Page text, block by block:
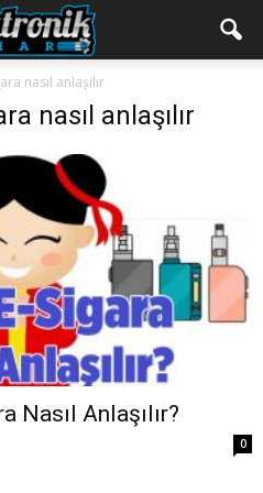
nasıl anlaşılır
nasıl anlaşılır
Nasıl Anlaşılır?
0